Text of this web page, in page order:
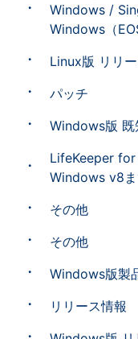
Windows /
Windows（
Linux版 リリ
パッチ
Windows版 既
LifeKeeper
Windows v8
その他
その他
Windows版製
リリース情報